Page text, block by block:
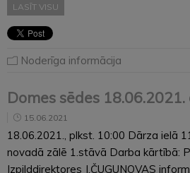
LASĪT VISU
Noderīga informācija
Domes sēdes
15.06.2021
18.06.2021., plkst. 10:00 Dārza ielā
novadā zālē 1.stāvā Darba kārtībā:
Izpilddirektores J.ČUGUNOVAS